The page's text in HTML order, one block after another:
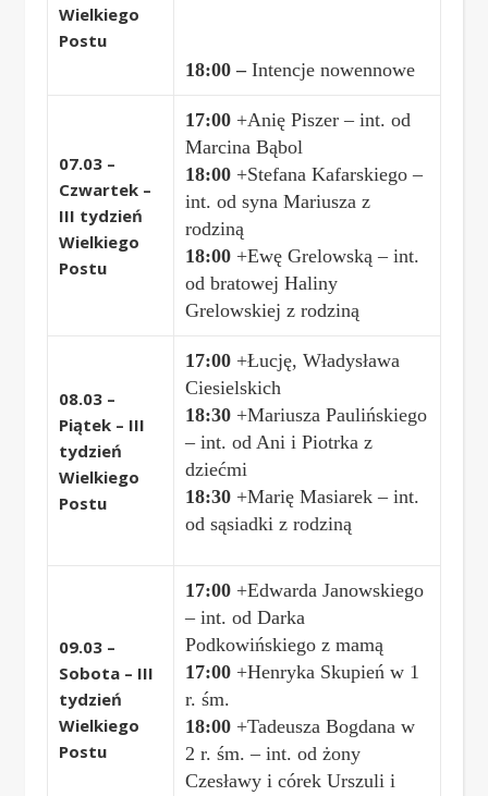
Wielkiego
Postu
18:00 – Intencje nowennowe
07.03 –
Czwartek –
III tydzień
Wielkiego
Postu
17:00 +Anię Piszer – int. od
Marcina Bąbol
18:00 +Stefana Kafarskiego –
int. od syna Mariusza z
rodziną
18:00 +Ewę Grelowską – int.
od bratowej Haliny
Grelowskiej z rodziną
08.03 –
Piątek – III
tydzień
Wielkiego
Postu
17:00 +Łucję, Władysława
Ciesielskich
18:30 +Mariusza Paulińskiego
– int. od Ani i Piotrka z
dziećmi
18:30 +Marię Masiarek – int.
od sąsiadki z rodziną
09.03 –
Sobota – III
tydzień
Wielkiego
Postu
17:00 +Edwarda Janowskiego
– int. od Darka
Podkowińskiego z mamą
17:00 +Henryka Skupień w 1
r. śm.
18:00 +Tadeusza Bogdana w
2 r. śm. – int. od żony
Czesławy i córek Urszuli i